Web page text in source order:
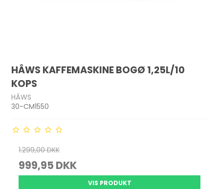
HÂWS KAFFEMASKINE BOGØ 1,25L/10
KOPS
HÂWS
30-CM1550
1.299,00 DKK
999,95 DKK
VIS PRODUKT